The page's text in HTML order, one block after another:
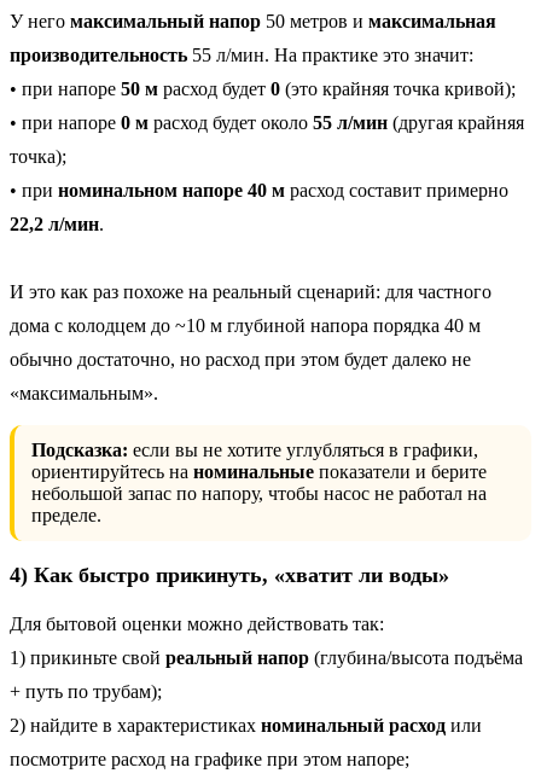
У него максимальный напор 50 метров и максимальная
производительность 55 л/мин. На практике это значит:
• при напоре 50 м расход будет 0 (это крайняя точка кривой);
• при напоре 0 м расход будет около 55 л/мин (другая крайняя
точка);
• при номинальном напоре 40 м расход составит примерно
22,2 л/мин.
И это как раз похоже на реальный сценарий: для частного
дома с колодцем до ~10 м глубиной напора порядка 40 м
обычно достаточно, но расход при этом будет далеко не
«максимальным».
Подсказка: если вы не хотите углубляться в графики,
ориентируйтесь на номинальные показатели и берите
небольшой запас по напору, чтобы насос не работал на
пределе.
4) Как быстро прикинуть, «хватит ли воды»
Для бытовой оценки можно действовать так:
1) прикиньте свой реальный напор (глубина/высота подъёма
+ путь по трубам);
2) найдите в характеристиках номинальный расход или
посмотрите расход на графике при этом напоре;